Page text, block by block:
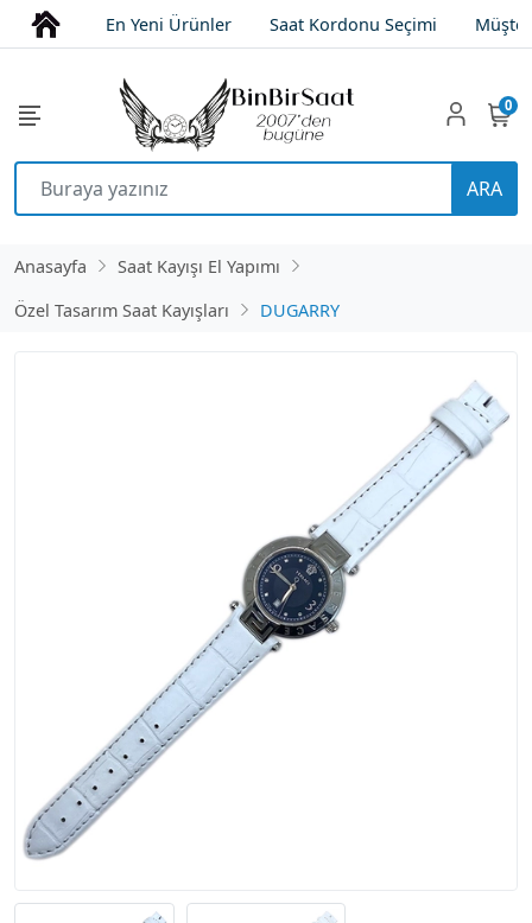
En Yeni Ürünler Saat Kordonu Seçimi
ARA
0
Anasayfa
Saat Kayışı El Yapımı
Özel Tasarım Saat Kayışları
DUGARRY